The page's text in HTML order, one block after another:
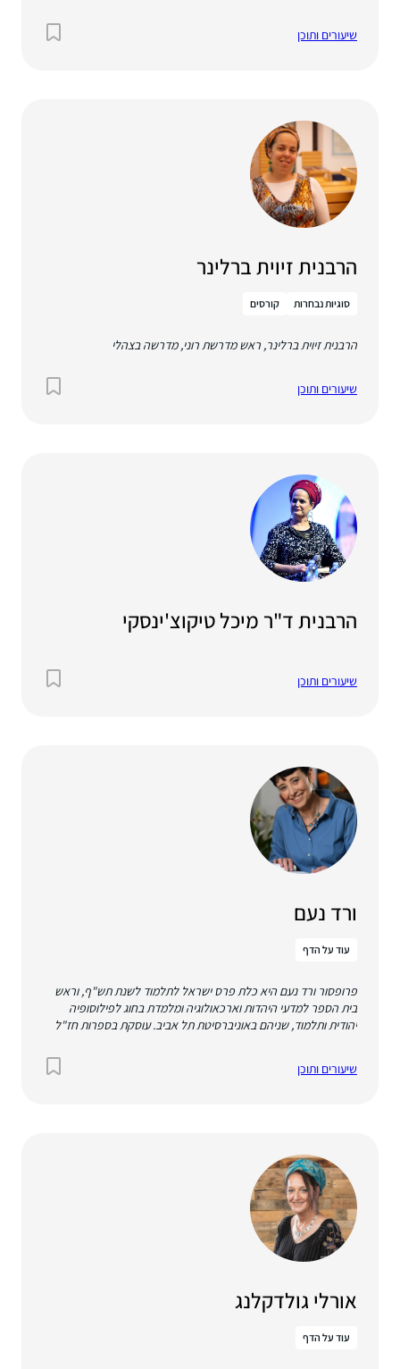
שיעורים ותוכן
הרבנית זיוית ברלינר
סוגיות נבחרות קורסים
הרבנית זיוית ברלינר, ראש מדרשת רוני, מדרשה בצהלי
שיעורים ותוכן
הרבנית ד"ר מיכל טיקוצ'ינסקי
שיעורים ותוכן
ורד נעם
עוד על הדף
פרופסור ורד נעם היא כלת פרס ישראל לתלמוד לשנת תש"ף, וראש
בית הספר למדעי היהדות וארכאולוגיה ומלמדת בחוג לפילוסופיה
יהודית ותלמוד, שניהם באוניברסיטת תל אביב. עוסקת בספרות חז"ל
למהפכה התנאית: היבטים בתפיסת הטומאה, ירושלים תש"ע. טל אילן,
שיעורים ותוכן
אורלי גולדקלנג
עוד על הדף